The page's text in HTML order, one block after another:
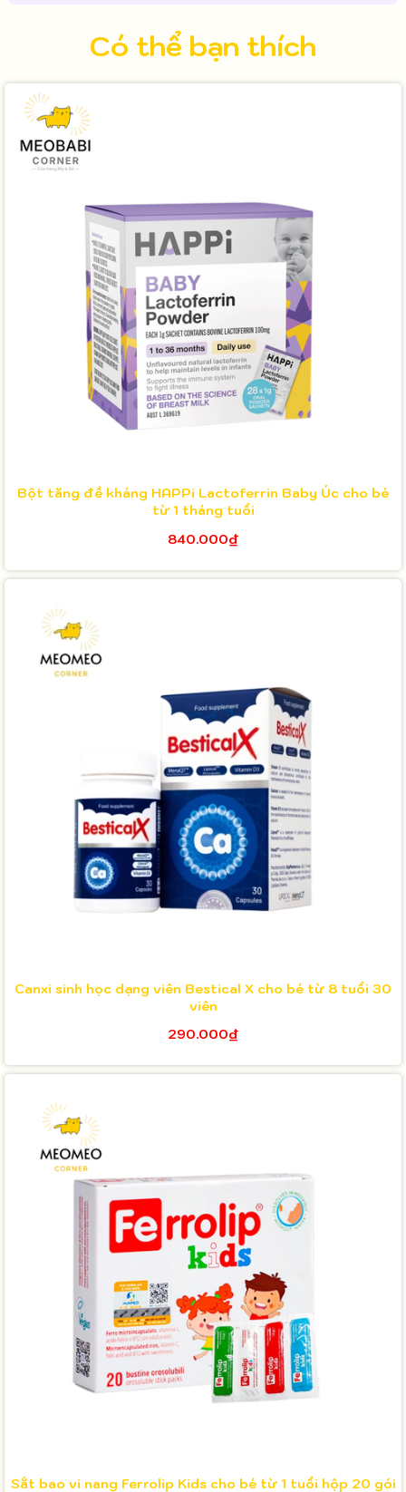
Có thể bạn thích
Bột tăng đề kháng HAPPi Lactoferrin Baby Úc cho bé
từ 1 tháng tuổi
840.000₫
Canxi sinh học dạng viên Bestical X cho bé từ 8 tuổi 30
viên
290.000₫
Sắt bao vi nang Ferrolip Kids cho bé từ 1 tuổi hộp 20 gói